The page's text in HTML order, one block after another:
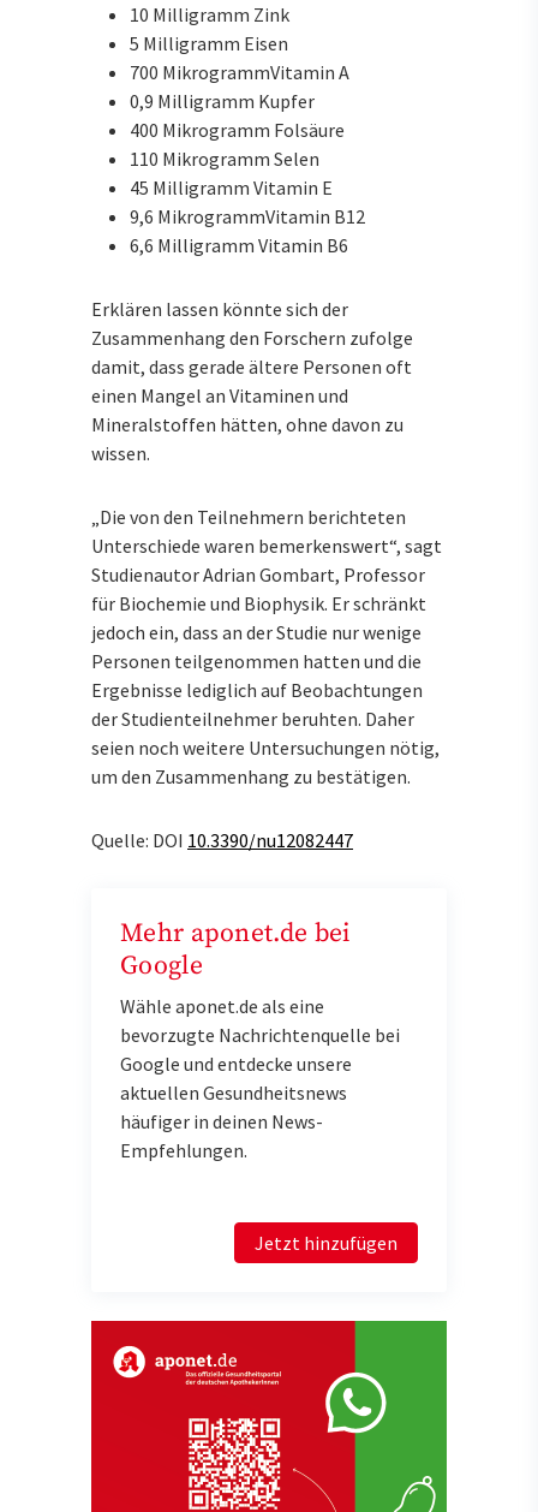
10 Milligramm Zink
5 Milligramm Eisen
700 MikrogrammVitamin A
0,9 Milligramm Kupfer
400 Mikrogramm Folsäure
110 Mikrogramm Selen
45 Milligramm Vitamin E
9,6 MikrogrammVitamin B12
6,6 Milligramm Vitamin B6
Erklären lassen könnte sich der
Zusammenhang den Forschern zufolge
damit, dass gerade ältere Personen oft
einen Mangel an Vitaminen und
Mineralstoffen hätten, ohne davon zu
wissen.
„Die von den Teilnehmern berichteten
Unterschiede waren bemerkenswert“, sagt
Studienautor Adrian Gombart, Professor
für Biochemie und Biophysik. Er schränkt
jedoch ein, dass an der Studie nur wenige
Personen teilgenommen hatten und die
Ergebnisse lediglich auf Beobachtungen
der Studienteilnehmer beruhten. Daher
seien noch weitere Untersuchungen nötig,
um den Zusammenhang zu bestätigen.
Quelle: DOI 10.3390/nu12082447
Mehr aponet.de bei
Google
Wähle aponet.de als eine
bevorzugte Nachrichtenquelle bei
Google und entdecke unsere
aktuellen Gesundheitsnews
häufiger in deinen News-
Empfehlungen.
Jetzt hinzufügen